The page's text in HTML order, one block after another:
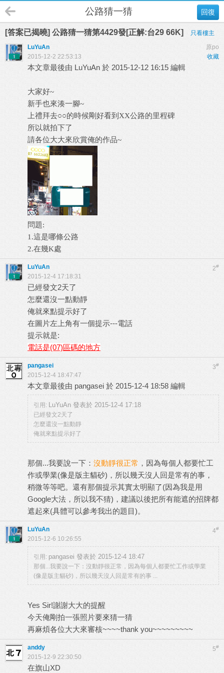
回復
公路猜一猜
[答案已揭曉] 公路猜一猜第4429發[正解:台29 66K]
只看樓主
原po
LuYuAn
收藏
2015-12-2 22:53:13
本文章最後由 LuYuAn 於 2015-12-12 16:15 編輯
大家好~
新手也來湊一腳~
上禮拜去○○的時候剛好看到XX公路的里程碑
所以就拍下了
請各位大大來欣賞俺的作品~
問題:
1.這是哪條公路
2.在幾K處
2#
LuYuAn
2015-12-4 17:18:31
已經發文2天了
怎麼還沒一點動靜
俺就來點提示好了
在圖片左上角有一個提示---電話
提示就是:
電話是(07)區碼的地方
3#
pangasei
2015-12-4 18:47:47
本文章最後由 pangasei 於 2015-12-4 18:58 編輯
引用: LuYuAn 發表於 2015-12-4 17:18
已經發文2天了
怎麼還沒一點動靜
俺就來點提示好了
那個...我要說一下： 沒動靜很正常 ，因為每個人都要忙工
作或學業(像是版主貓砂)，所以幾天沒人回是常有的事，
稍微等等吧。還有那個提示其實太明顯了(因為我是用
Google大法，所以我不猜)，建議以後把所有能遮的招牌都
遮起來(具體可以參考我出的題目)。
4#
LuYuAn
2015-12-6 10:26:55
引用: pangasei 發表於 2015-12-4 18:47
那個...我要說一下：沒動靜很正常，因為每個人都要忙工作或學業
(像是版主貓砂)，所以幾天沒人回是常有的事 ...
Yes Sir!謝謝大大的提醒
今天俺剛拍一張照片要來猜一猜
再麻煩各位大大來審核~~~~thank you~~~~~~~~~
5#
anddy
2015-12-9 22:30:50
在旗山XD